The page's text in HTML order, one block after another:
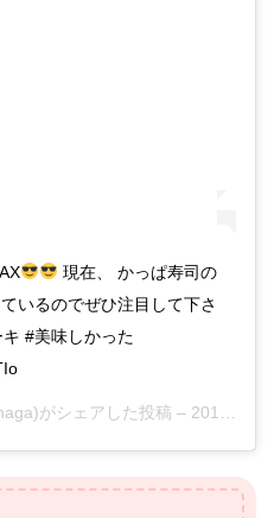
現在、 かっぱ寿司の
いるのでぜひ注目して下さ
#美味しかった
がシェアした投稿 – 2019年 6月月17日午前7時03分PDT